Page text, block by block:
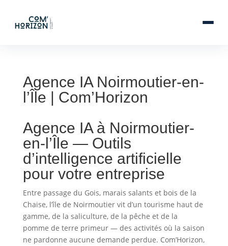
Agence IA Noirmoutier-en-
l’Île | Com’Horizon
Agence IA à Noirmoutier-
en-l’Île — Outils
d’intelligence artificielle
pour votre entreprise
Entre passage du Gois, marais salants et bois de la
Chaise, l’île de Noirmoutier vit d’un tourisme haut de
gamme, de la saliculture, de la pêche et de la
pomme de terre primeur — des activités où la saison
ne pardonne aucune demande perdue. Com’Horizon,